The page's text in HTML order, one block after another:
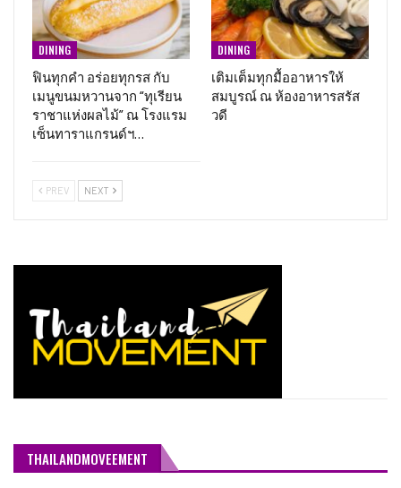
DINING
ฟินทุกคำ อร่อยทุกรส กับ
เมนูขนมหวานจาก “ทุเรียน
ราชาแห่งผลไม้” ณ โรงแรม
เซ็นทาราแกรนด์ฯ…
DINING
เติมเต็มทุกมื้ออาหารให้
สมบูรณ์ ณ ห้องอาหารสรัส
วดี
PREV NEXT
THAILANDMOVEEMENT